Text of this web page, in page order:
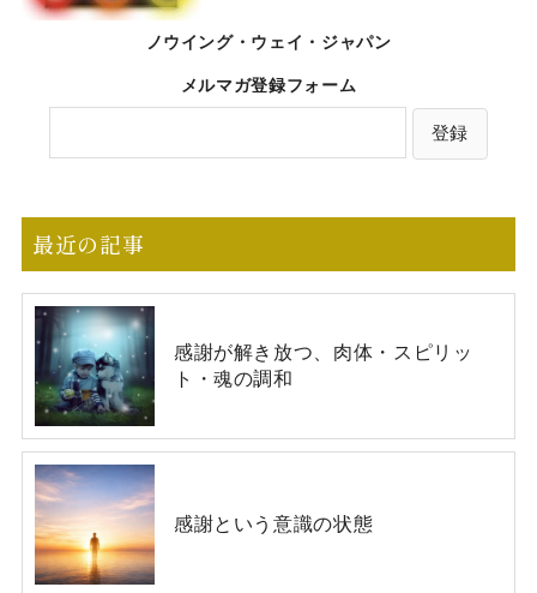
ノウイング・ウェイ・ジャパン
メルマガ登録フォーム
最近の記事
感謝が解き放つ、肉体・スピリッ
ト・魂の調和
感謝という意識の状態